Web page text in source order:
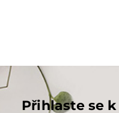
Přihlaste se